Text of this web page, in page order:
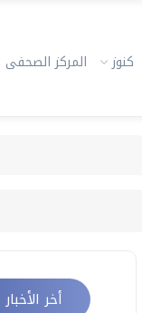
كنوز المركز الصحفى
أخر الأخبار